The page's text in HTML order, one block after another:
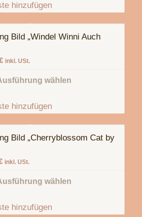
hinzufügen
Bild „Windel Winni Auch
inkl. USt.
wählen
hinzufügen
Bild „Cherryblossom Cat by
inkl. USt.
wählen
hinzufügen